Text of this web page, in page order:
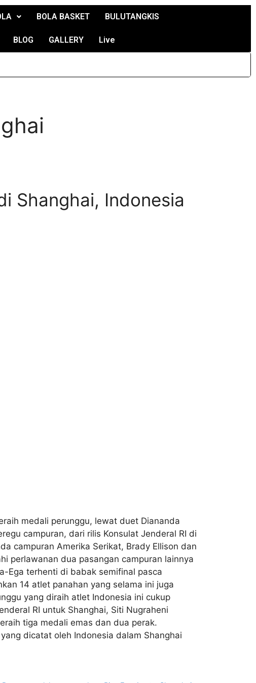
BOLA BASKET BULUTANGKIS
BLOG GALLERY Live
Shanghai, Indonesia
medali perunggu, lewat duet Diananda
campuran, dari rilis Konsulat Jenderal RI di
campuran Amerika Serikat, Brady Ellison dan
perlawanan dua pasangan campuran lainnya
Ega terhenti di babak semifinal pasca
14 atlet panahan yang selama ini juga
yang diraih atlet Indonesia ini cukup
RI untuk Shanghai, Siti Nugraheni
tiga medali emas dan dua perak.
dicatat oleh Indonesia dalam Shanghai